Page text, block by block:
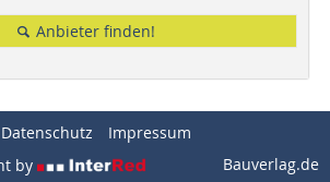
Anbieter finden!
Datenschutz
Impressum
by
Bauverlag.de